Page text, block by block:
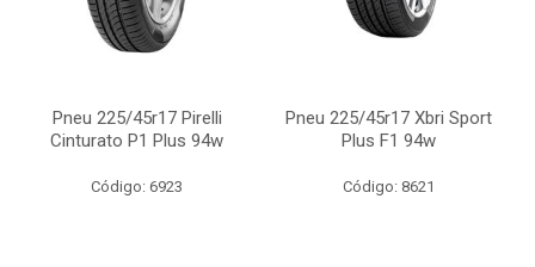
Pneu 225/45r17 Pirelli
Cinturato P1 Plus 94w
Código: 6923
Pneu 225/45r17 Xbri Sport
Plus F1 94w
Código: 8621